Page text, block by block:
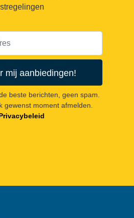
mij aanbiedingen!
beste berichten, geen spam.
gewenst moment afmelden.